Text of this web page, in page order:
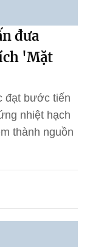
đưa
'Mặt
đạt bước tiến
nhiệt hạch
thành nguồn